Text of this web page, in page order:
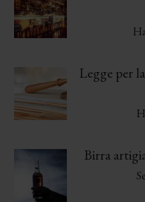
Legge per
Birra